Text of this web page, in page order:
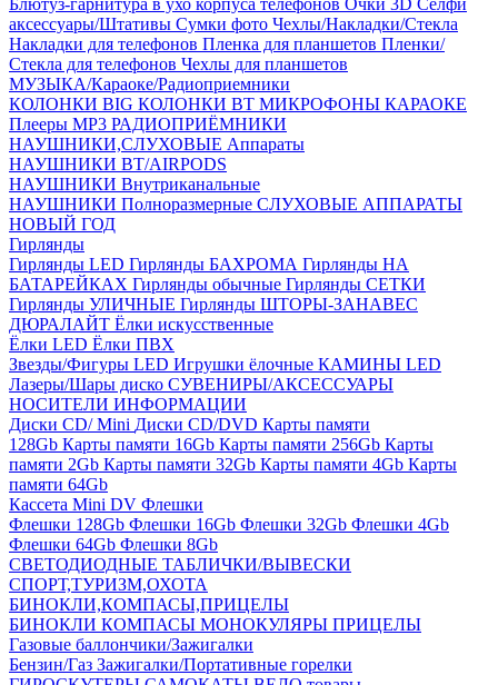
Блютуз-гарнитура в ухо корпуса телефонов Очки 3D Селфи
аксессуары/Штативы Сумки фото Чехлы/Накладки/Стекла
Накладки для телефонов Пленка для планшетов Пленки/
Стекла для телефонов Чехлы для планшетов
МУЗЫКА/Караоке/Радиоприемники
КОЛОНКИ BIG КОЛОНКИ BT МИКРОФОНЫ КАРАОКЕ
Плееры MP3 РАДИОПРИЁМНИКИ
НАУШНИКИ,СЛУХОВЫЕ Аппараты
НАУШНИКИ BT/AIRPODS
НАУШНИКИ Внутриканальные
НАУШНИКИ Полноразмерные СЛУХОВЫЕ АППАРАТЫ
НОВЫЙ ГОД
Гирлянды
Гирлянды LED Гирлянды БАХРОМА Гирлянды НА
БАТАРЕЙКАХ Гирлянды обычные Гирлянды СЕТКИ
Гирлянды УЛИЧНЫЕ Гирлянды ШТОРЫ-ЗАНАВЕС
ДЮРАЛАЙТ Ёлки искусственные
Ёлки LED Ёлки ПВХ
Звезды/Фигуры LED Игрушки ёлочные КАМИНЫ LED
Лазеры/Шары диско СУВЕНИРЫ/АКСЕССУАРЫ
НОСИТЕЛИ ИНФОРМАЦИИ
Диски CD/ Mini Диски CD/DVD Карты памяти
128Gb Карты памяти 16Gb Карты памяти 256Gb Карты
памяти 2Gb Карты памяти 32Gb Карты памяти 4Gb Карты
памяти 64Gb
Кассета Mini DV Флешки
Флешки 128Gb Флешки 16Gb Флешки 32Gb Флешки 4Gb
Флешки 64Gb Флешки 8Gb
СВЕТОДИОДНЫЕ ТАБЛИЧКИ/ВЫВЕСКИ
СПОРТ,ТУРИЗМ,ОХОТА
БИНОКЛИ,КОМПАСЫ,ПРИЦЕЛЫ
БИНОКЛИ КОМПАСЫ МОНОКУЛЯРЫ ПРИЦЕЛЫ
Газовые баллончики/Зажигалки
Бензин/Газ Зажигалки/Портативные горелки